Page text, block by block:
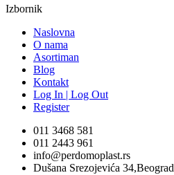
Izbornik
Naslovna
O nama
Asortiman
Blog
Kontakt
Log In | Log Out
Register
011 3468 581
011 2443 961
info@perdomoplast.rs
Dušana Srezojevića 34,Beograd